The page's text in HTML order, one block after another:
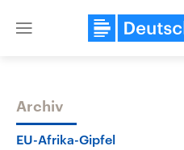
Close
Themen
Archiv
EU-Afrika-Gipfel